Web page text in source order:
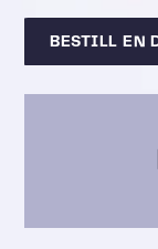
BESTILL EN